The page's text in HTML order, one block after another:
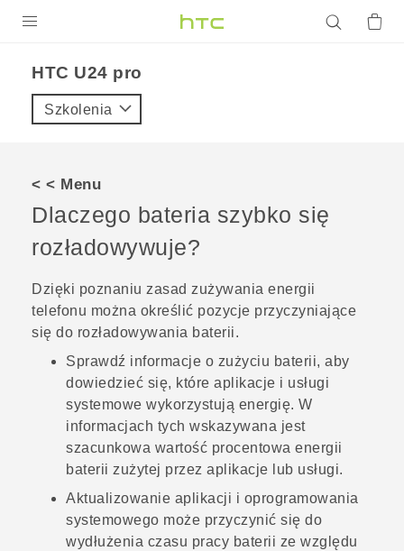
VIVE
VIVERSE
POMOC TECHNICZNA
Urządzenia i akcesoria HTC
HTC U24 pro‎
Szkolenia
< < Menu
Dlaczego bateria szybko się
rozładowywuje?
Dzięki poznaniu zasad zużywania energii
telefonu można określić pozycje przyczyniające
się do rozładowywania baterii.
Sprawdź informacje o zużyciu baterii, aby
dowiedzieć się, które aplikacje i usługi
systemowe wykorzystują energię. W
informacjach tych wskazywana jest
szacunkowa wartość procentowa energii
baterii zużytej przez aplikacje lub usługi.
Aktualizowanie aplikacji i oprogramowania
systemowego może przyczynić się do
wydłużenia czasu pracy baterii ze względu